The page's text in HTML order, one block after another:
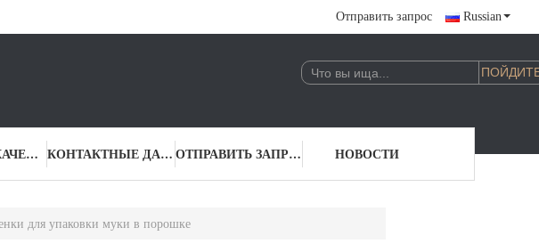
Отправить запрос Russian
КОНТРОЛЬ КАЧЕСТВА КОНТАКТНЫЕ ДАННЫЕ ОТПРАВИТЬ ЗАПРОС НОВОСТИ
для упаковки муки в порошке